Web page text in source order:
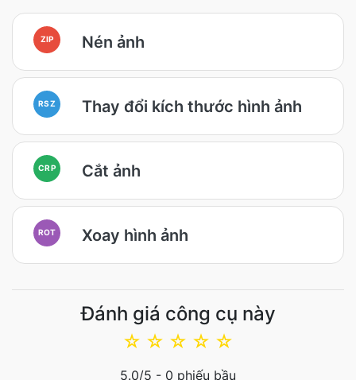
ZIP Nén ảnh
RSZ Thay đổi kích thước hình ảnh
CRP Cắt ảnh
ROT Xoay hình ảnh
Đánh giá công cụ này
☆
☆
☆
☆
☆
5.0/5 - 0 phiếu bầu